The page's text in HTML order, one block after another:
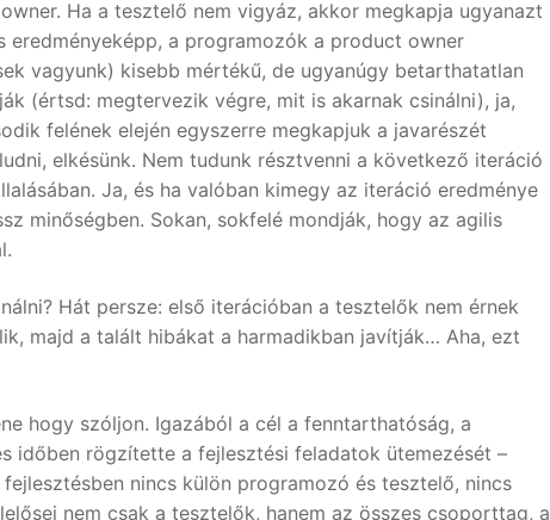
Ha a tesztelő nem vigyáz, akkor megkapja ugyanazt
eredményeképp, a programozók a product owner
vagyunk) kisebb mértékű, de ugyanúgy betarthatatlan
(értsd: megtervezik végre, mit is akarnak csinálni), ja,
felének elején egyszerre megkapjuk a javarészét
elkésünk. Nem tudunk résztvenni a következő iteráció
Ja, és ha valóban kimegy az iteráció eredménye
minőségben. Sokan, sokfelé mondják, hogy az agilis
Hát persze: első iterációban a tesztelők nem érnek
majd a talált hibákat a harmadikban javítják… Aha, ezt
hogy szóljon. Igazából a cél a fenntarthatóság, a
időben rögzítette a fejlesztési feladatok ütemezését –
nincs külön programozó és tesztelő, nincs
nem csak a tesztelők, hanem az összes csoporttag, a